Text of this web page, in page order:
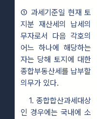
① 과세기준일 현재 토
지분 재산세의 납세의
무자로서 다음 각호의
어느 하나에 해당하는
자는 당해 토지에 대한
종합부동산세를 납부할
의무가 있다.
1. 종합합산과세대상
인 경우에는 국내에 소